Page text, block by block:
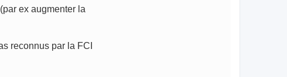
ex augmenter la
reconnus par la FCI